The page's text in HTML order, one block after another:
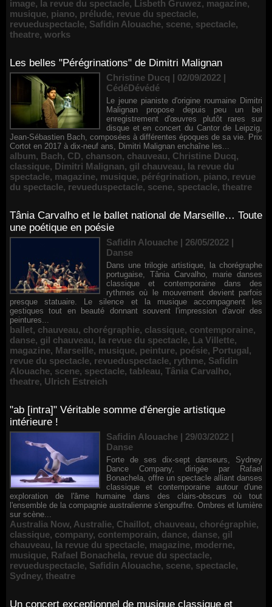
image, la revue du spectacle, Lisbeth Gruwez, magazine,
musique, piano, prélude, revue du spectacle,
revueduspectacle, Safidin Alouache, scene, spectacle,
theatre, works
Les belles "Pérégrinations" de Dimitri Malignan
Christine Ducq | 02/09/2022 |
CédéDévédé
Le jeune pianiste d'origine roumaine Dimitri
Malignan propose depuis peu un bel
enregistrement d'œuvres plutôt rares sur
disque et en concert du Cantor de Leipzig,
Jean-Sébastien Bach, composées à différentes époques de sa vie. Prix
Cortot en 2017 à dix-neuf ans, Dimitri Malignan enchaîne les...
album, Bach, CD, chanson, chauveau, Christine Ducq,
classique, Dimitri Malignan, gil chauveau, la revue du
spectacle, magazine, musique, pérégrination, piano, revue
du spectacle, revueduspectacle, scene, spectacle, theatre
Tânia Carvalho et le ballet national de Marseille… Toute
une poétique en poésie
Safidin Alouache | 26/05/2022 |
Danse
Dans une trilogie artistique, la chorégraphe
portugaise, Tânia Carvalho, marie danses
classique et contemporaine dans des
rythmes où le mouvement devient parfois
presque statuaire. Le silence et la musique accompagnent les
gestiques tout en beauté donnant souvent l'impression d'avoir des
peintures...
ballet, chauveau, chorégraphie, classique, contemporaine,
danse, gil chauveau, la revue du spectacle, La Villette,
magazine, Marseille, musique, peinture, poésie, Portugal,
revue du spectacle, revueduspectacle, rythme, Safidin
Alouache, scene, spectacle, tableau, Tânia Carvalho,
theatre, Ulrich Estreich
"ab [intra]" Véritable somme d'énergie artistique
intérieure !
Safidin Alouache | 29/03/2022 |
Danse
Forte de ses dix-sept danseurs, Sydney
Dance Company, dirigée par Rafael
Bonachela, offre un spectacle alliant danses
classique et contemporaine autour d'une
exploration de l'âme humaine dans des clairs-obscurs où tout
l'ensemble de la compagnie australienne s'engouffre. Ombres et lumière
sur scène...
Australia Now, Australie, Chaillot, chauveau, chorégraphie,
classique, company, contemporain, dance, danse, gil
chauveau, la revue du spectacle, magazine, moderne,
musique, Rafael Bonachela, revue du spectacle,
revueduspectacle, Safidin Alouache, scene, spectacle,
Sydney, theatre
Un concert exceptionnel de musique classique et